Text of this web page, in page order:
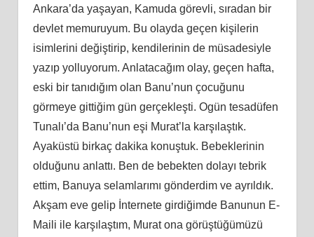
Ankara’da yaşayan, Kamuda görevli, sıradan bir
devlet memuruyum. Bu olayda geçen kişilerin
isimlerini değiştirip, kendilerinin de müsadesiyle
yazıp yolluyorum. Anlatacağım olay, geçen hafta,
eski bir tanıdığım olan Banu’nun çocuğunu
görmeye gittiğim gün gerçekleşti. Ogün tesadüfen
Tunalı’da Banu’nun eşi Murat’la karşılaştık.
Ayaküstü birkaç dakika konuştuk. Bebeklerinin
olduğunu anlattı. Ben de bebekten dolayı tebrik
ettim, Banuya selamlarımı gönderdim ve ayrıldık.
Akşam eve gelip İnternete girdiğimde Banunun E-
Maili ile karşılaştım, Murat ona görüştüğümüzü